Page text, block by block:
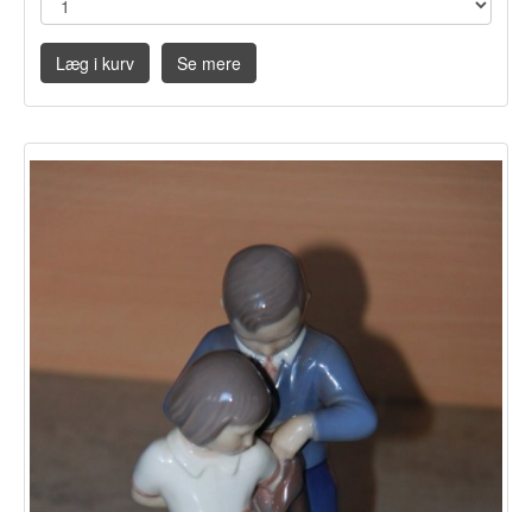
Læg i kurv Se mere